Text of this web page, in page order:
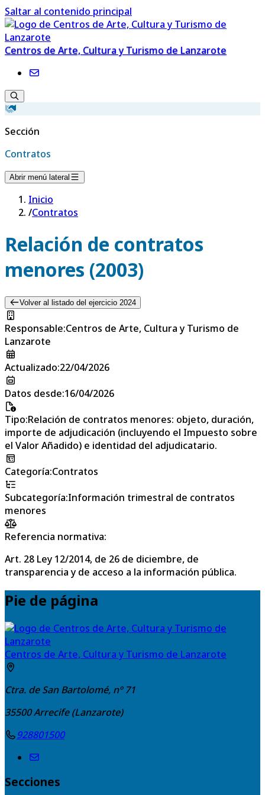
Saltar al contenido principal
Centros de Arte, Cultura y Turismo de Lanzarote
Sección
Contratos
Abrir menú lateral
Inicio
/Contratos
Relación de contratos
menores (2003)
Volver al listado del ejercicio 2024
Responsable:Centros de Arte, Cultura y Turismo de
Lanzarote
Actualizado:22/04/2026
Datos desde:16/04/2026
Tipo:Relación de contratos menores: objeto, duración,
importe de adjudicación (incluyendo el Impuesto sobre
el Valor Añadido) e identidad del adjudicatario.
Categoría:Contratos
Subcategoría:Información trimestral de contratos
menores
Referencia normativa:
Art. 28 Ley 12/2014, de 26 de diciembre, de
transparencia y de acceso a la información pública.
Pie de página
Centros de Arte, Cultura y Turismo de Lanzarote
Ctra. de San Bartolomé, nº 71
35500Arrecife (Lanzarote)
928801500
Secciones